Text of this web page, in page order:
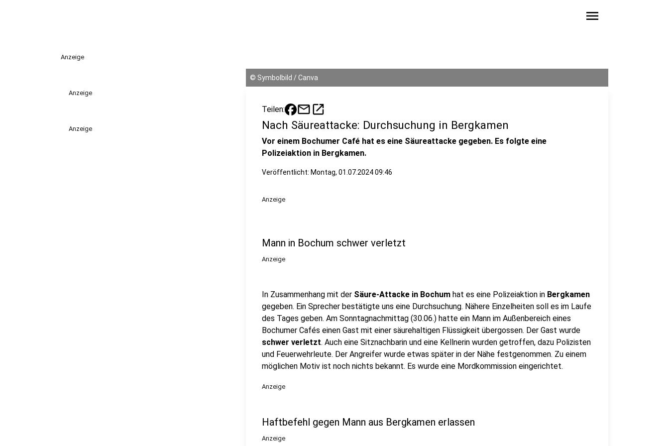
menu
Anzeige
Anzeige
Anzeige
© Symbolbild / Canva
Teilen: mailopen_in_new
Nach Säureattacke: Durchsuchung in Bergkamen
Vor einem Bochumer Café hat es eine Säureattacke gegeben. Es folgte eine
Polizeiaktion in Bergkamen.
Veröffentlicht: Montag, 01.07.2024 09:46
Anzeige
Mann in Bochum schwer verletzt
Anzeige
In Zusammenhang mit der Säure-Attacke in Bochum hat es eine Polizeiaktion in Bergkamen
gegeben. Ein Sprecher bestätigte uns eine Durchsuchung. Nähere Einzelheiten soll es im Laufe
des Tages geben. Am Sonntagnachmittag (30.06.) hatte ein Mann im Außenbereich eines
Bochumer Cafés einen Gast mit einer säurehaltigen Flüssigkeit übergossen. Der Gast wurde
schwer verletzt. Auch eine Sitznachbarin und eine Kellnerin wurden getroffen, dazu Polizisten
und Feuerwehrleute. Der Angreifer wurde etwas später in der Nähe festgenommen. Zu einem
möglichen Motiv ist noch nichts bekannt. Es wurde eine Mordkommission eingerichtet.
Anzeige
Haftbefehl gegen Mann aus Bergkamen erlassen
Anzeige